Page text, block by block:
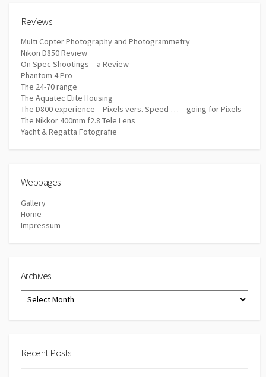
Reviews
Multi Copter Photography and Photogrammetry
Nikon D850 Review
On Spec Shootings – a Review
Phantom 4 Pro
The 24-70 range
The Aquatec Elite Housing
The D800 experience – Pixels vers. Speed … – going for Pixels
The Nikkor 400mm f2.8 Tele Lens
Yacht & Regatta Fotografie
Webpages
Gallery
Home
Impressum
Archives
Archives
Recent Posts